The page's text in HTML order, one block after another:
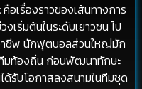
คือเรื่องราวของเส้นทางการ
ริ่มต้นในระดับเยาวชน ไป
าชีพ นักฟุตบอลส่วนใหญ่มัก
ทีมท้องถิ่น ก่อนพัฒนาทักษะ
ได้รับโอกาสลงสนามในทีมชุด